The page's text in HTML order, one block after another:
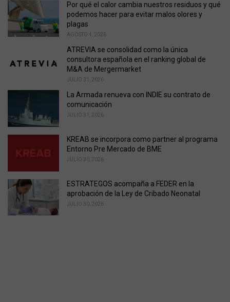
r
i
e
Por qué el calor cambia nuestros residuos y qué
podemos hacer para evitar malos olores y
plagas
AGOSTO 4, 2026
ATREVIA se consolidad como la única
consultora española en el ranking global de
M&A de Mergermarket
JULIO 31, 2026
La Armada renueva con INDIE su contrato de
comunicación
JULIO 31, 2026
KREAB se incorpora como partner al programa
Entorno Pre Mercado de BME
JULIO 30, 2026
ESTRATEGOS acompaña a FEDER en la
aprobación de la Ley de Cribado Neonatal
JULIO 30, 2026